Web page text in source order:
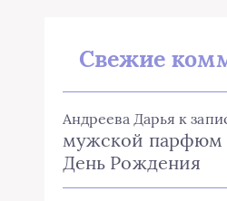
Свежие
Андреева Дарья к
мужской парфюм
День Рождения